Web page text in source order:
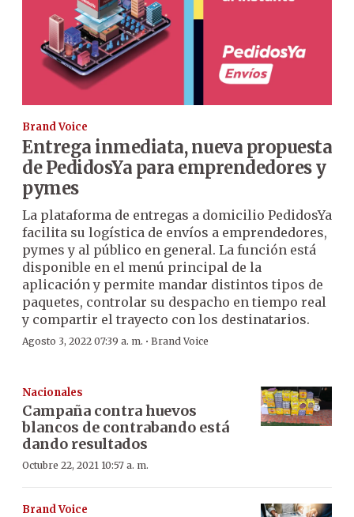
Brand Voice
Entrega inmediata, nueva propuesta
de PedidosYa para emprendedores y
pymes
La plataforma de entregas a domicilio PedidosYa
facilita su logística de envíos a emprendedores,
pymes y al público en general. La función está
disponible en el menú principal de la
aplicación y permite mandar distintos tipos de
paquetes, controlar su despacho en tiempo real
y compartir el trayecto con los destinatarios.
Agosto 3, 2022 07:39 a. m. · Brand Voice
Nacionales
Campaña contra huevos
blancos de contrabando está
dando resultados
Octubre 22, 2021 10:57 a. m.
Brand Voice